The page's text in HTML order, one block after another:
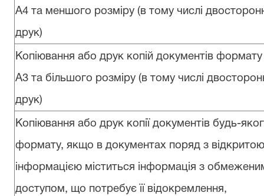
А4 та меншого розміру (в тому числі
друк)
Копіювання або друк копій документів формату
А3 та більшого розміру (в тому числі
друк)
Копіювання або друк копії документів будь-
формату, якщо в документах поряд з відкритою
інформацією міститься інформація з
доступом, що потребує її відокремлення,